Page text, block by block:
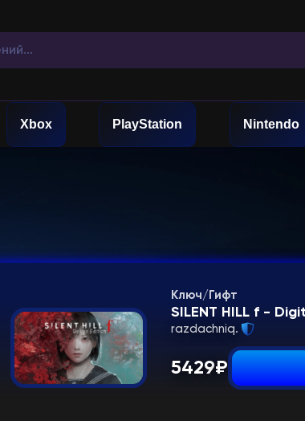
Xbox PlayStation Nintendo
Ключ/Гифт
SILENT HILL f -
razdachniq.
5429₽